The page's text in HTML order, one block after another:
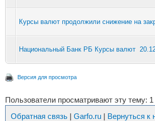
Курсы валют продолжили снижение на
Национальный Банк РБ Курсы валют
Версия для просмотра
Пользователи просматривают эту тему: 1
Обратная связь | Garfo.ru | Вернуться к